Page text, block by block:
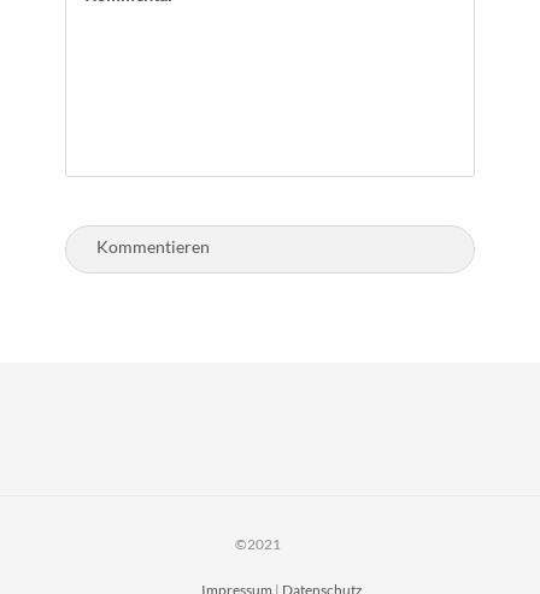
©2021
Impressum | Datenschutz